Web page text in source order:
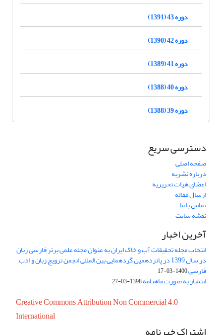
دوره 43 (1391)
دوره 42 (1390)
دوره 41 (1389)
دوره 40 (1388)
دوره 39 (1388)
دسترسی سریع
صفحه اصلی
درباره نشریه
اعضای هیات تحریریه
ارسال مقاله
تماس با ما
نقشه سایت
آخرین اخبار
انتخاب مجله تحقیقات آب و خاک ایران به عنوان مجله علمی برتر فارسی زبان
در سال 1399 در پانزدهمین گردهمایی بین المللی انجمن ترویج زبان و ادب
فارسی1400-03-17
انتشار به صورت ماهنامه1398-03-27
Creative Commons Attribution Non Commercial 4.0
International